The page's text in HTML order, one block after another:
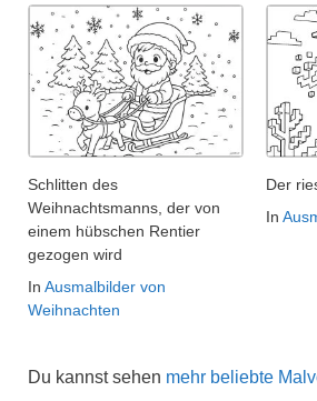
Schlitten des
Weihnachtsmanns, der von
einem hübschen Rentier
gezogen wird
In Ausmalbilder von
Weihnachten
Der
In
Du kannst sehen mehr beliebte